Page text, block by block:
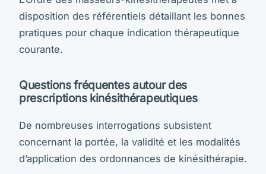
disposition des référentiels détaillant les bonnes
pratiques pour chaque indication thérapeutique
courante.
Questions fréquentes autour des
prescriptions kinésithérapeutiques
De nombreuses interrogations subsistent
concernant la portée, la validité et les modalités
d’application des ordonnances de kinésithérapie.